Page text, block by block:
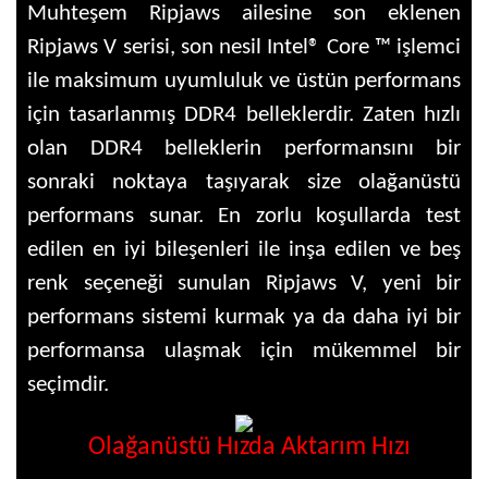
Muhteşem Ripjaws ailesine son eklenen
Ripjaws V serisi, son nesil Intel® Core ™ işlemci
ile maksimum uyumluluk ve üstün performans
için tasarlanmış DDR4 belleklerdir. Zaten hızlı
olan DDR4 belleklerin performansını bir
sonraki noktaya taşıyarak size olağanüstü
performans sunar. En zorlu koşullarda test
edilen en iyi bileşenleri ile inşa edilen ve beş
renk seçeneği sunulan Ripjaws V, yeni bir
performans sistemi kurmak ya da daha iyi bir
performansa ulaşmak için mükemmel bir
seçimdir.
Olağanüstü Hızda Aktarım Hızı